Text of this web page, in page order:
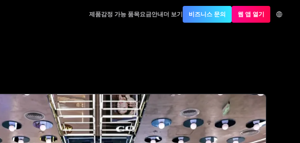
제품감정 가능 품목요금안내더 보기 비즈니스 문의 웹 앱 열기